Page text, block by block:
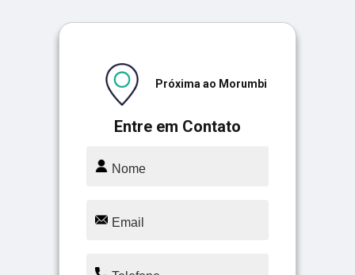
Entre em Contato
Próxima ao Morumbi